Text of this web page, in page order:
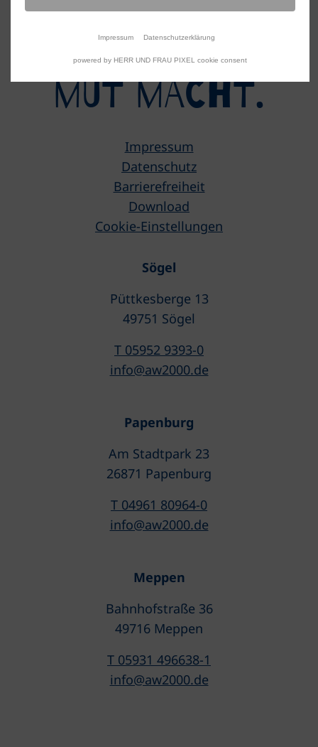
eIN tEAM, DAS
mUT MACHT.
Impressum
Datenschutz
Barrierefreiheit
Download
Cookie-Einstellungen
Sögel
Püttkesberge 13
49751 Sögel
T 05952 9393-0
info@aw2000.de
Papenburg
Am Stadtpark 23
26871 Papenburg
T 04961 80964-0
info@aw2000.de
Meppen
Bahnhofstraße 36
49716 Meppen
T 05931 496638-1
info@aw2000.de
Impressum Datenschutzerklärung
powered by HERR UND FRAU PIXEL cookie consent